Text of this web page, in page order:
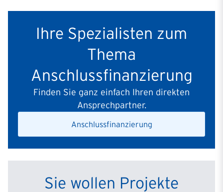
Dortmund
Jägerhofstraße 19-20
Düsseldorf
Filiale Düsseldorf II
Elisabethstraße 16
40217 Düsseldorf
Filiale Eschborn
Ginnheimer Sr. 6
Ihre Spezialisten zum
Thema
Anschlussfinanzierung
Finden Sie ganz einfach Ihren direkten
Ansprechpartner.
Anschlussfinanzierung
Sie wollen Projekte